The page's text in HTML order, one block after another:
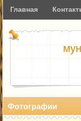
Главная
Фотографии